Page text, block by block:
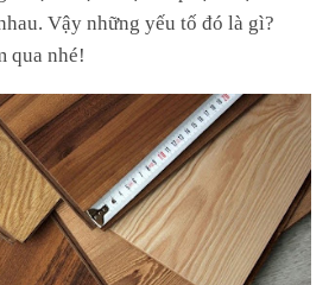
Vậy những yếu tố đó là gì?
qua nhé!